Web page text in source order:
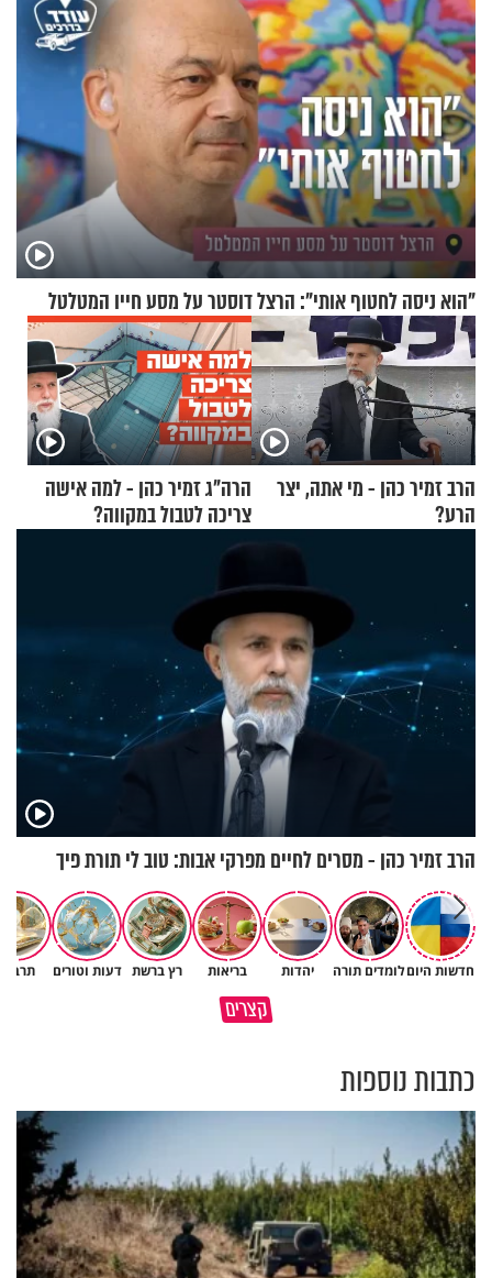
"הוא ניסה לחטוף אותי": הרצל דוסטר על מסע חייו המטלטל
הרב זמיר כהן - מי אתה, יצר
הרע?
הרה"ג זמיר כהן - למה אישה
צריכה לטבול במקווה?
הרב זמיר כהן - מסרים לחיים מפרקי אבות: טוב לי תורת פיך
חדשות היוםלומדים תורה יהדות בריאות רץ ברשת דעות וטורים
קצריםמוקדש לכל מי שאיבד איש קרוב
המבחן האמיתי בחיים - הרב ירון
כתבות נוספות